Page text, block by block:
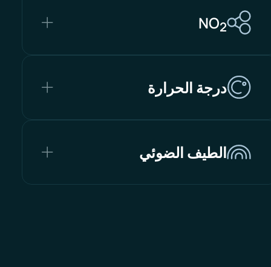
NO2
درجة الحرارة
الطيف الضوئي